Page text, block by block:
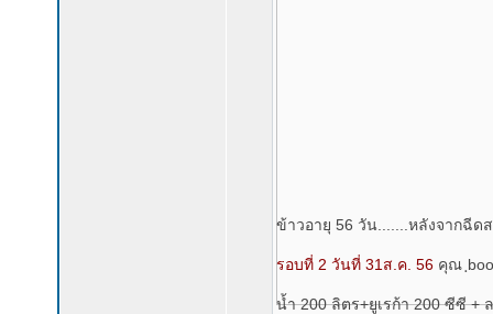
ข้าวอายุ 56 วัน.......หลังจากฉีด
รอบที่ 2 วันที่ 31ส.ค. 56 คุณ
น้ำ 200 ลิตร+ยูเรก้า 200 ซีซี +